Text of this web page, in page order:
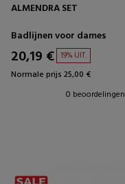
ALMENDRA SET
Badlijnen voor dames
20,19 € 19% UIT.
Normale prijs 25,00 €
0 beoordelingen